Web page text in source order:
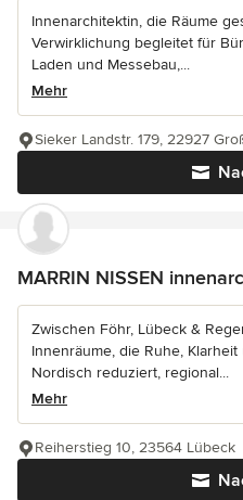
Innenarchitektin, die Räume
Verwirklichung begleitet für
Laden und Messebau,...
Mehr
Sieker Landstr. 179, 22927
MARRIN NISSEN
Zwischen Föhr, Lübeck &
Innenräume, die Ruhe,
Nordisch reduziert, regional...
Mehr
Reiherstieg 10, 23564 Lübeck